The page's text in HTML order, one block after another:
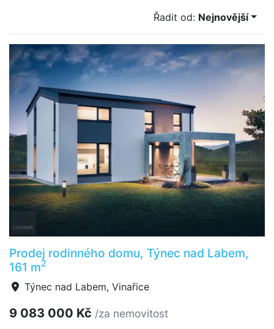
Řadit od: Nejnovější
Prodej rodinného domu, Týnec nad Labem,
161 m2
Týnec nad Labem, Vinařice
9 083 000 Kč /za nemovitost